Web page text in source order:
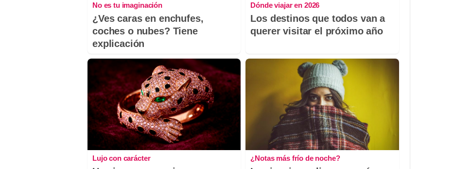
No es tu imaginación
¿Ves caras en enchufes,
coches o nubes? Tiene
explicación
Dónde viajar en 2026
Los destinos que todos van a
querer visitar el próximo año
Lujo con carácter ¿Notas más frío de noche?